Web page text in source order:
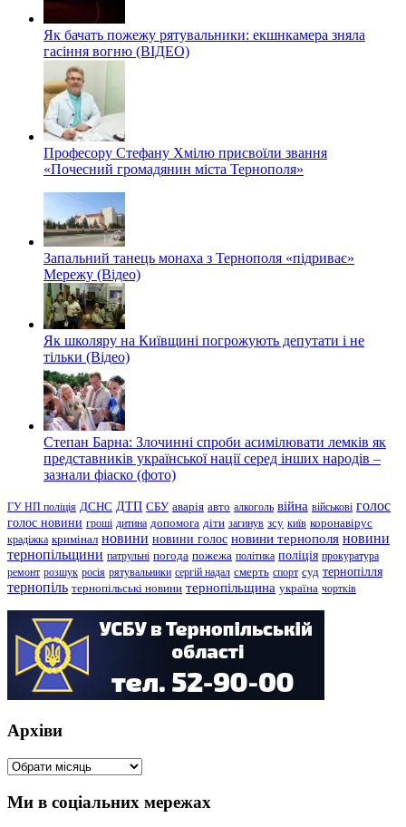
Як бачать пожежу рятувальники: екшнкамера зняла
гасіння вогню (ВІДЕО)
Професору Стефану Хмілю присвоїли звання
«Почесний громадянин міста Тернополя»
Запальний танець монаха з Тернополя «підриває»
Мережу (Відео)
Як школяру на Київщині погрожують депутати і не
тільки (Відео)
Степан Барна: Злочинні спроби асимілювати лемків як
представників української нації серед інших народів –
зазнали фіаско (фото)
ГУ НП поліція ДСНС ДТП СБУ аварія авто алкоголь війна військові голос
голос новини гроші дитина допомога діти загинув зсу київ коронавірус
крадіжка кримінал новини новини голос новини тернополя новини
тернопільщини патрульні погода пожежа політика поліція прокуратура
ремонт розшук росія рятувальники сергій надал смерть спорт суд тернопілля
тернопіль тернопільські новини тернопільщина україна чортків
Архіви
Архіви
Ми в соціальних мережах